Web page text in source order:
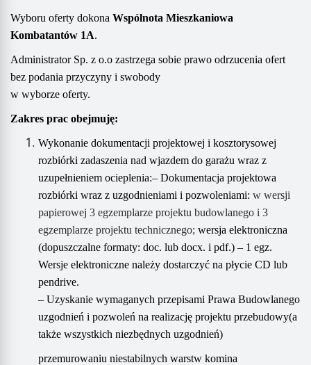
Wyboru oferty dokona Wspólnota Mieszkaniowa
Kombatantów 1A.
Administrator Sp. z o.o zastrzega sobie prawo odrzucenia ofert
bez podania przyczyny i swobody
w wyborze oferty.
Zakres prac obejmuję:
Wykonanie dokumentacji projektowej i kosztorysowej
rozbiórki zadaszenia nad wjazdem do garażu wraz z
uzupełnieniem ocieplenia:– Dokumentacja projektowa
rozbiórki wraz z uzgodnieniami i pozwoleniami: w wersji
papierowej 3 egzemplarze projektu budowlanego i 3
egzemplarze projektu technicznego; wersja elektroniczna
(dopuszczalne formaty: doc. lub docx. i pdf.) – 1 egz.
Wersje elektroniczne należy dostarczyć na płycie CD lub
pendrive.
– Uzyskanie wymaganych przepisami Prawa Budowlanego
uzgodnień i pozwoleń na realizację projektu przebudowy(a
także wszystkich niezbędnych uzgodnień)
przemurowaniu niestabilnych warstw komina